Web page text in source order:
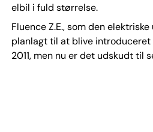
elbil i fuld størrelse.
Fluence Z.E., som den
planlagt til at blive introduceret
2011, men nu er det udskudt til